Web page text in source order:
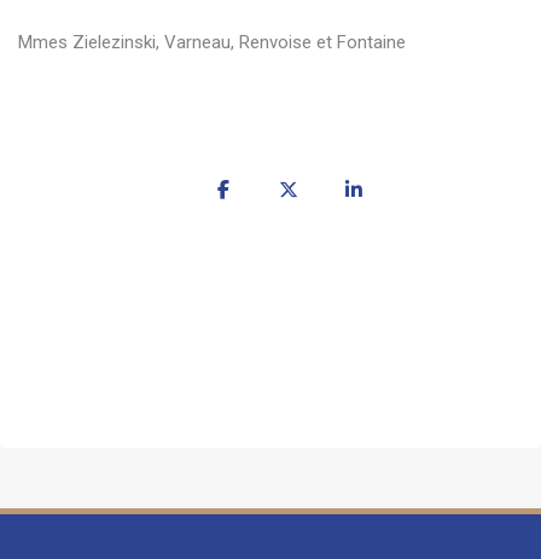
Mmes Zielezinski, Varneau, Renvoise et Fontaine